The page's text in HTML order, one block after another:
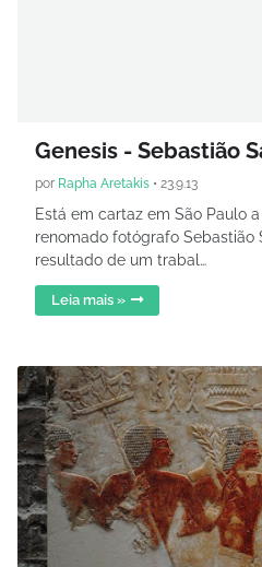
Genesis - Sebastião
por Rapha Aretakis • 23.9.13
Está em cartaz em São Paulo
renomado fotógrafo Sebastião
resultado de um trabal…
Leia mais »